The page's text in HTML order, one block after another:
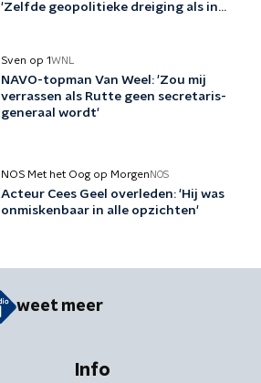
'Zelfde geopolitieke dreiging als in
Sven op 1WNL
NAVO-topman Van Weel: 'Zou mij
verrassen als Rutte geen secretaris-
generaal wordt'
NOS Met het Oog op Morgen NOS
Acteur Cees Geel overleden: 'Hij was
onmiskenbaar in alle opzichten'
weet meer
Info